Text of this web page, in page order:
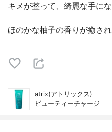
キメが整って、綺麗な手にな
ほのかな柚子の香りが癒され
atrix(アトリックス)
ビューティーチャージ